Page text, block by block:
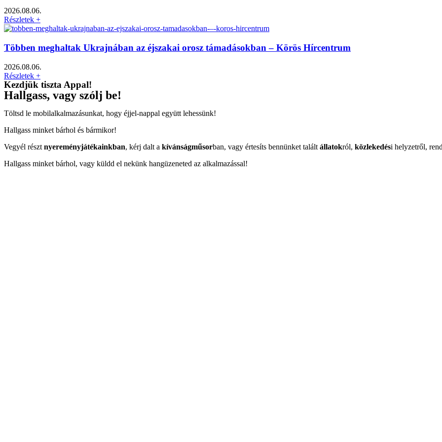
2026.08.06.
Részletek +
Többen meghaltak Ukrajnában az éjszakai orosz támadásokban – Körös Hírcentrum
2026.08.06.
Részletek +
Kezdjük tiszta Appal!
Hallgass, vagy szólj be!
Töltsd le mobilalkalmazásunkat, hogy éjjel-nappal együtt lehessünk!
Hallgass minket bárhol és bármikor!
Vegyél részt nyereményjátékainkban, kérj dalt a kívánságműsorban, vagy értesíts bennünket talált állatokról, közlekedési helyzetről,
Hallgass minket bárhol, vagy küldd el nekünk hangüzeneted az alkalmazással!